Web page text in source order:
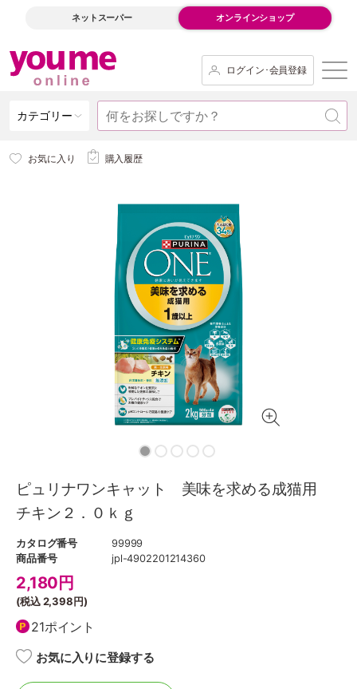
ネットスーパー オンラインショップ
ログイン･会員登録
カテゴリー
お気に入り 購入履歴
ピュリナワンキャット 美味を求める成猫用
チキン２．０ｋｇ
カタログ番号
99999
商品番号
jpl-4902201214360
2,180 円
(税込2,398円)
21ポイント
お気に入りに登録する